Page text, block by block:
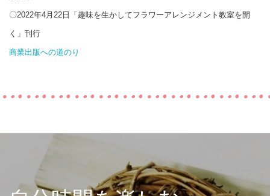
〇2022年4月22日「趣味を生かしてフラワーアレンジメント教室を開
く」刊行
商業出版への道のり